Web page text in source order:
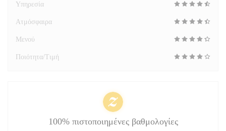
Υπηρεσία
Ατμόσφαιρα
Μενού
Ποιότητα/Τιμή
100% πιστοποιημένες βαθμολογίες